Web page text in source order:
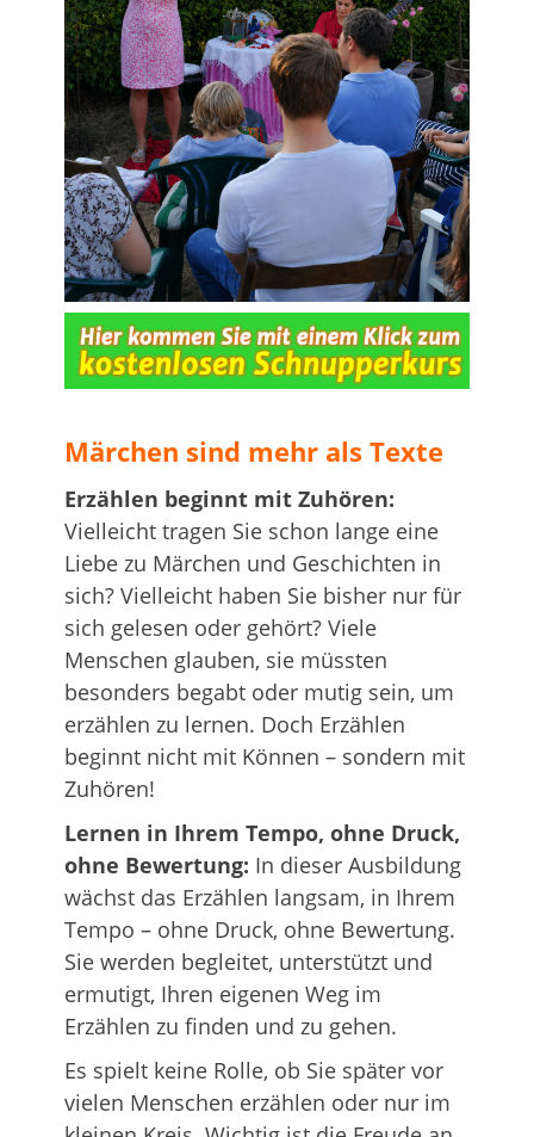
Märchen sind mehr als Texte
Erzählen beginnt mit Zuhören:
Vielleicht tragen Sie schon lange eine
Liebe zu Märchen und Geschichten in
sich? Vielleicht haben Sie bisher nur für
sich gelesen oder gehört? Viele
Menschen glauben, sie müssten
besonders begabt oder mutig sein, um
erzählen zu lernen. Doch Erzählen
beginnt nicht mit Können – sondern mit
Zuhören!
Lernen in Ihrem Tempo, ohne Druck,
ohne Bewertung: In dieser Ausbildung
wächst das Erzählen langsam, in Ihrem
Tempo – ohne Druck, ohne Bewertung.
Sie werden begleitet, unterstützt und
ermutigt, Ihren eigenen Weg im
Erzählen zu finden und zu gehen.
Es spielt keine Rolle, ob Sie später vor
vielen Menschen erzählen oder nur im